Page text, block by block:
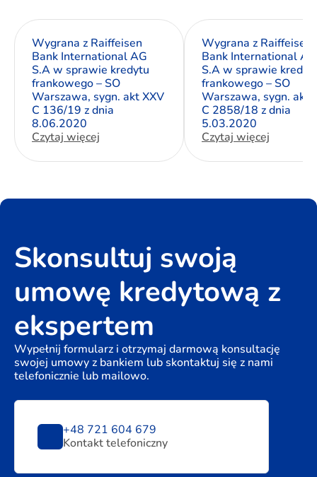
Wygrana z Raiffeisen
Bank International AG
S.A w sprawie kredytu
frankowego – SO
Warszawa, sygn. akt XXV
C 136/19 z dnia
8.06.2020
Czytaj więcej
Wygrana z Raiffeisen
Bank International AG
S.A w sprawie
frankowego – SO
Warszawa, sygn. akt
C 2858/18 z dnia
5.03.2020
Czytaj więcej
Skonsultuj swoją
umowę kredytową z
ekspertem
Wypełnij formularz i otrzymaj darmową konsultację
swojej umowy z bankiem lub skontaktuj się z nami
telefonicznie lub mailowo.
+48 721 604 679
Kontakt telefoniczny